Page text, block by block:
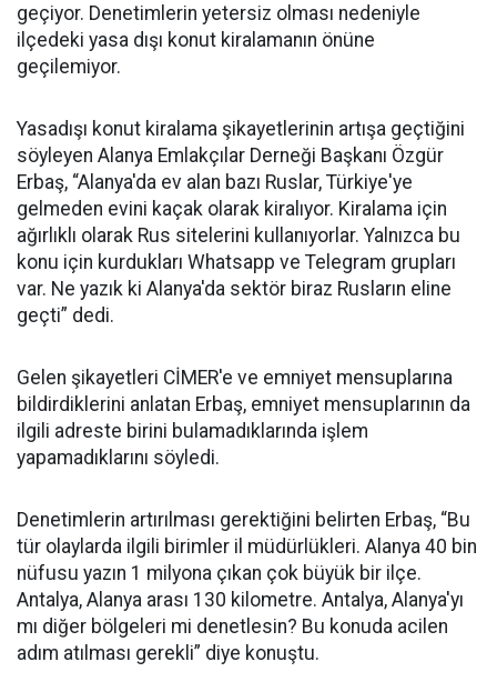
geçiyor. Denetimlerin yetersiz olması nedeniyle
ilçedeki yasa dışı konut kiralamanın önüne
geçilemiyor.
Yasadışı konut kiralama şikayetlerinin artışa geçtiğini
söyleyen Alanya Emlakçılar Derneği Başkanı Özgür
Erbaş, “Alanya'da ev alan bazı Ruslar, Türkiye'ye
gelmeden evini kaçak olarak kiralıyor. Kiralama için
ağırlıklı olarak Rus sitelerini kullanıyorlar. Yalnızca bu
konu için kurdukları Whatsapp ve Telegram grupları
var. Ne yazık ki Alanya'da sektör biraz Rusların eline
geçti” dedi.
Gelen şikayetleri CİMER'e ve emniyet mensuplarına
bildirdiklerini anlatan Erbaş, emniyet mensuplarının da
ilgili adreste birini bulamadıklarında işlem
yapamadıklarını söyledi.
Denetimlerin artırılması gerektiğini belirten Erbaş, “Bu
tür olaylarda ilgili birimler il müdürlükleri. Alanya 40 bin
nüfusu yazın 1 milyona çıkan çok büyük bir ilçe.
Antalya, Alanya arası 130 kilometre. Antalya, Alanya'yı
mı diğer bölgeleri mi denetlesin? Bu konuda acilen
adım atılması gerekli” diye konuştu.